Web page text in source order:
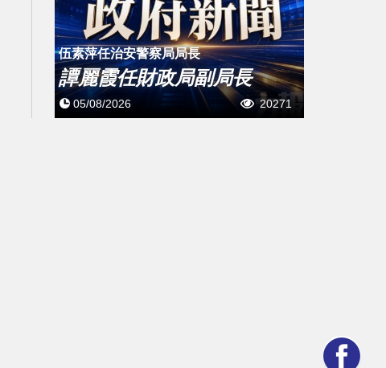
伍素萍任治安警察局局長
譚麗霞任財政局副局長
05/08/2026 20271